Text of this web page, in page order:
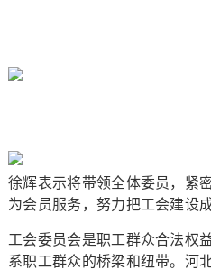
徐辉表示将带领全体委员，紧
为会员服务，努力把工会建设
工会委员会是职工群众合法权
系职工群众的桥梁和纽带。河